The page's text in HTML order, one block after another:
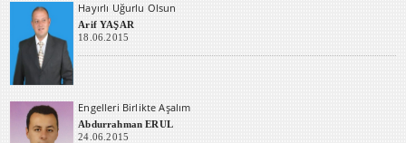
Hayırlı Uğurlu Olsun
Arif YAŞAR
18.06.2015
Engelleri Birlikte Aşalım
Abdurrahman ERUL
24.06.2015